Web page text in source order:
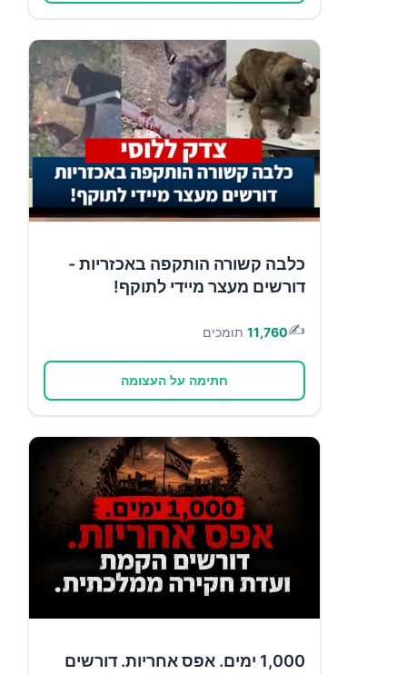
כלבה קשורה הותקפה באכזריות -
דורשים מעצר מיידי לתוקף!
✍️
11,760 תומכים
חתימה על העצומה
1,000 ימים. אפס אחריות. דורשים